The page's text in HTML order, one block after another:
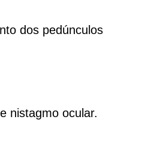
dos pedúnculos
nistagmo ocular.